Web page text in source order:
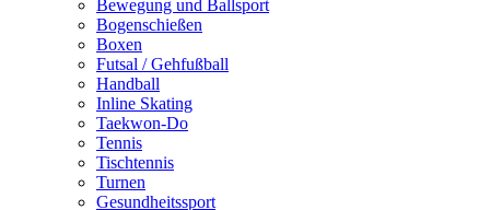
Bewegung und Ballsport
Bogenschießen
Boxen
Futsal / Gehfußball
Handball
Inline Skating
Taekwon-Do
Tennis
Tischtennis
Turnen
Gesundheitssport